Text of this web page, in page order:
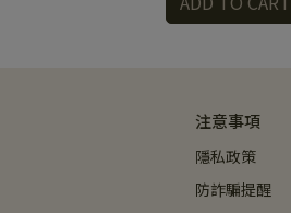
注意事項
隱私政策
防詐騙提醒